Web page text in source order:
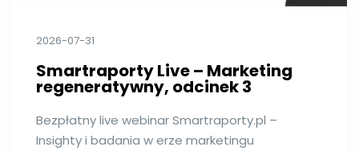
2026-07-31
Smartraporty Live – Marketing
regeneratywny, odcinek 3
Bezpłatny live webinar Smartraporty.pl –
Insighty i badania w erze marketingu